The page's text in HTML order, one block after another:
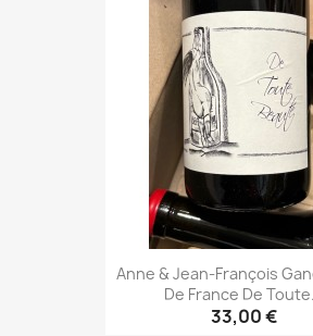
Anne & Jean-François
De France De
33,00 €